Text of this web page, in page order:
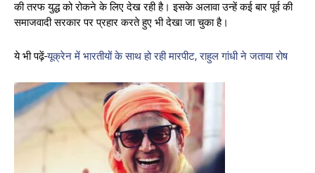
की तरफ युद्ध को रोकने के लिए देख रही है। इसके अलावा उन्हें कई बार पूर्व की
समाजवादी सरकार पर प्रहार करते हुए भी देखा जा चुका है।
ये भी पढ़ें-यूक्रेन में भारतीयों के साथ हो रही मारपीट, राहुल गांधी ने जताया रोष